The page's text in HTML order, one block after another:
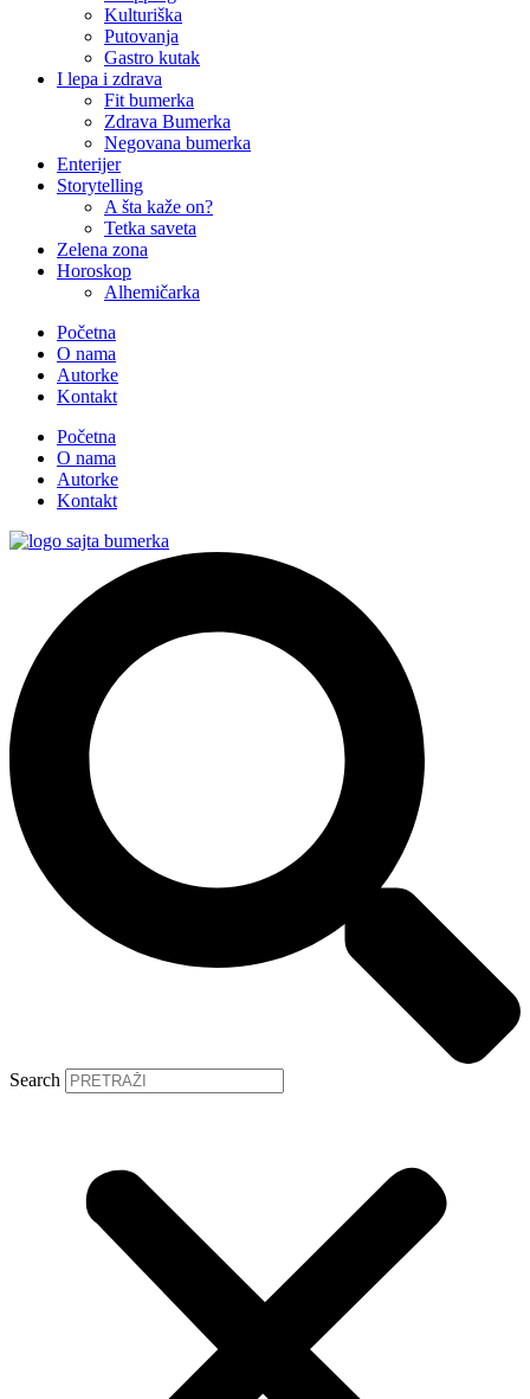
Kulturiška
Putovanja
Gastro kutak
I lepa i zdrava
Fit bumerka
Zdrava Bumerka
Negovana bumerka
Enterijer
Storytelling
A šta kaže on?
Tetka saveta
Zelena zona
Horoskop
Alhemičarka
Početna
O nama
Autorke
Kontakt
Početna
O nama
Autorke
Kontakt
Search